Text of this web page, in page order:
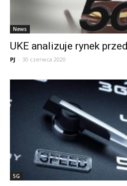
News
UKE analizuje rynek
PJ - 30 czerwca 2020
5G